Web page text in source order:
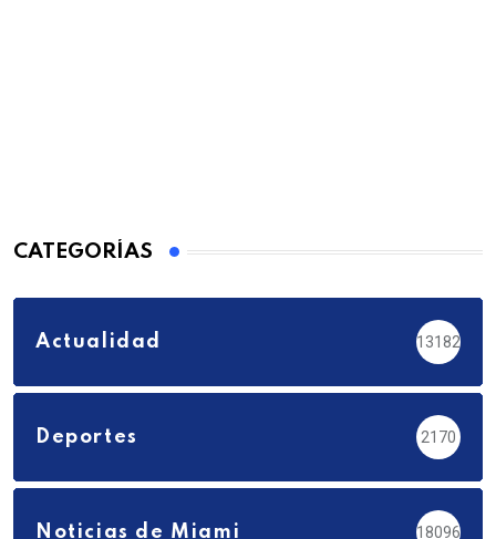
CATEGORÍAS
Actualidad 13182
Deportes 2170
Noticias de Miami 18096